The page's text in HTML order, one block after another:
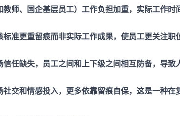
师、国企基层员工）工作负担加重，实际工作
准更重留痕而非实际工作成果，使员工更关注
任缺失，员工之间和上下级之间相互防备，导
交和情感投入，更多依靠留痕自保，这是一种在